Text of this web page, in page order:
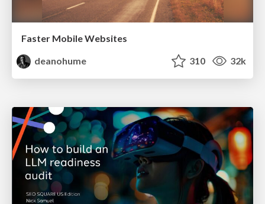
Faster Mobile Websites
deanohume
310 32k